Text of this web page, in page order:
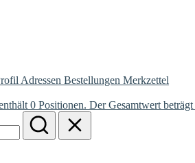
Adressen Bestellungen Merkzettel
0 Positionen. Der Gesamtwert